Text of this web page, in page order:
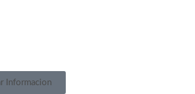
Informacion